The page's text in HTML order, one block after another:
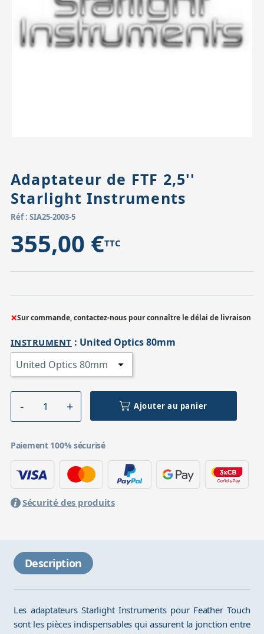
Accessoires pour montures
Têtes
Pièces détachées
Adaptateur de FTF 2,5''
Starlight Instruments
Réf : SIA25-2003-5
355,00 €TTC
×Sur commande, contactez-nous pour connaître le délai de livraison
INSTRUMENT : United Optics 80mm
Ajouter au panier
Paiement 100% sécurisé
Sécurité des produits
Description
Les adaptateurs Starlight Instruments pour Feather Touch
sont les pièces indispensables qui assurent la jonction entre